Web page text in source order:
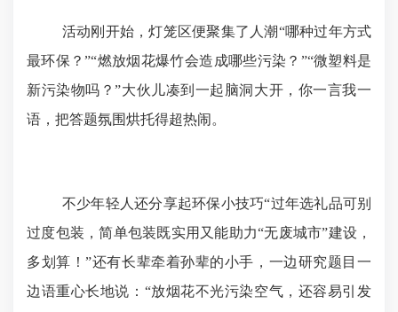
活动刚开始，灯笼区便聚集了人潮“哪种过年方式
最环保？”“燃放烟花爆竹会造成哪些污染？ ”“微塑料是
新污染物吗？”大伙儿凑到一起脑洞大开，你一言我一
语，把答题氛围烘托得超热闹。
不少年轻人还分享起环保小技巧“过年选礼品可别
过度包装，简单包装既实用又能助力“无废城市”建设，
多划算！”还有长辈牵着孙辈的小手，一边研究题目一
边语重心长地说： “放烟花不光污染空气，还容易引发